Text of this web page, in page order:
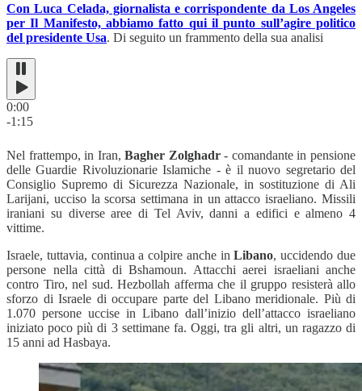
Con Luca Celada, giornalista e corrispondente da Los Angeles
per Il Manifesto, abbiamo fatto qui il punto sull’agire politico
del presidente Usa. Di seguito un frammento della sua analisi
0:00
-1:15
Nel frattempo, in Iran,Bagher Zolghadr- comandante in pensione
delle Guardie Rivoluzionarie Islamiche - è il nuovo segretario del
Consiglio Supremo di Sicurezza Nazionale, in sostituzione di Ali
Larijani, ucciso la scorsa settimana in un attacco israeliano. Missili
iraniani su diverse aree di Tel Aviv, danni a edifici e almeno 4
vittime.
Israele, tuttavia, continua a colpire anche inLibano, uccidendo due
persone nella città di Bshamoun. Attacchi aerei israeliani anche
contro Tiro, nel sud. Hezbollah afferma che il gruppo resisterà allo
sforzo di Israele di occupare parte del Libano meridionale. Più di
1.070 persone uccise in Libano dall’inizio dell’attacco israeliano
iniziato poco più di 3 settimane fa. Oggi, tra gli altri, un ragazzo di
15 anni ad Hasbaya.